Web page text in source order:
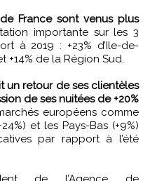
France sont venus plus
importante sur les 3
à 2019 : +23% d’Ile-de-
+14% de la Région Sud.
un retour de ses clientèles
de ses nuitées de +20%
européens comme
et les Pays-Bas (+9%)
par rapport à l’été